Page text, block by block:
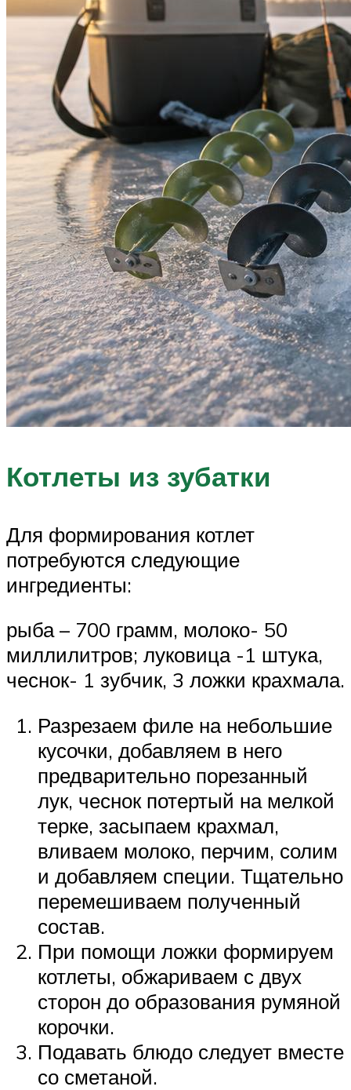
Котлеты из зубатки
Для формирования котлет
потребуются следующие
ингредиенты:
рыба – 700 грамм, молоко- 50
миллилитров; луковица -1 штука,
чеснок- 1 зубчик, 3 ложки крахмала.
Разрезаем филе на небольшие
кусочки, добавляем в него
предварительно порезанный
лук, чеснок потертый на мелкой
терке, засыпаем крахмал,
вливаем молоко, перчим, солим
и добавляем специи. Тщательно
перемешиваем полученный
состав.
При помощи ложки формируем
котлеты, обжариваем с двух
сторон до образования румяной
корочки.
Подавать блюдо следует вместе
со сметаной.